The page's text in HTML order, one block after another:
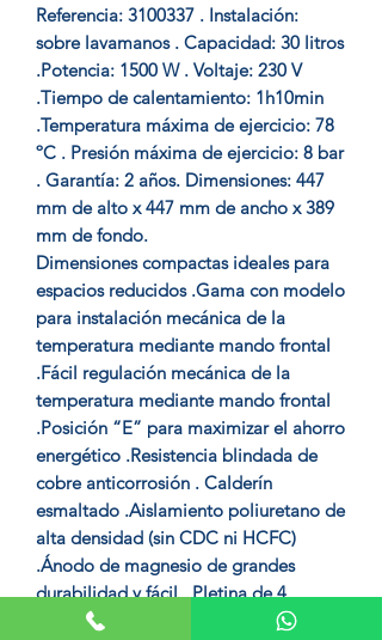
Referencia: 3100337 . Instalación:
sobre lavamanos . Capacidad: 30 litros
.Potencia: 1500 W . Voltaje: 230 V
.Tiempo de calentamiento: 1h10min
.Temperatura máxima de ejercicio: 78
ºC . Presión máxima de ejercicio: 8 bar
. Garantía: 2 años. Dimensiones: 447
mm de alto x 447 mm de ancho x 389
mm de fondo.
Dimensiones compactas ideales para
espacios reducidos .Gama con modelo
para instalación mecánica de la
temperatura mediante mando frontal
.Fácil regulación mecánica de la
temperatura mediante mando frontal
.Posición “E” para maximizar el ahorro
energético .Resistencia blindada de
cobre anticorrosión . Calderín
esmaltado .Aislamiento poliuretano de
alta densidad (sin CDC ni HCFC)
.Ánodo de magnesio de grandes
durabilidad y fácil . Pletina de 4
tornillos para mayor durabilidad y fácil